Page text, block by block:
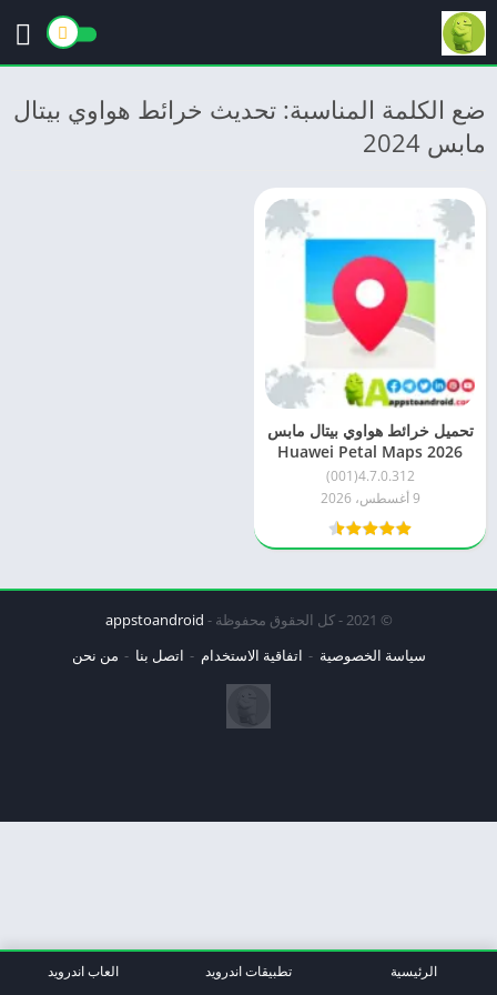
ضع الكلمة المناسبة: تحديث خرائط هواوي بيتال
مابس 2024
تحميل خرائط هواوي بيتال مابس
2026 Huawei Petal Maps
للاندرويد مجانًا
4.7.0.312(001)
9 أغسطس، 2026
© 2021 - كل الحقوق محفوظة -
appstoandroid
سياسة الخصوصية
اتفاقية الاستخدام اتصل بنا من نحن
الرئيسية تطبيقات اندرويد العاب اندرويد